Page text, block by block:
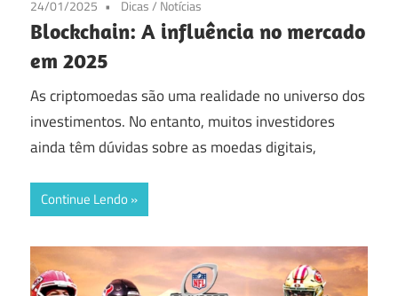
24/01/2025 Dicas/ Notícias
Blockchain: A influência no mercado
em 2025
As criptomoedas são uma realidade no universo dos
investimentos. No entanto, muitos investidores
ainda têm dúvidas sobre as moedas digitais,
Continue Lendo